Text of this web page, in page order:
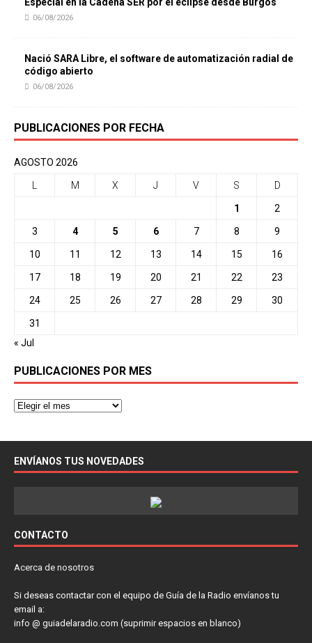
06/08/2026
Nació SARA Libre, el software de automatización radial de
código abierto
06/08/2026
PUBLICACIONES POR FECHA
AGOSTO 2026
M X J V S D
1 2
3 4 5 6 7 8 9
10 11 12 13 14 15 16
17 18 19 20 21 22 23
24 25 26 27 28 29 30
31
« Jul
PUBLICACIONES POR MES
ENVÍANOS TUS NOVEDADES
CONTACTO
Acerca de nosotros
Si deseas contactar con el equipo de Guía de la Radio envíanos tu
email a:
info @ guiadelaradio.com (suprimir espacios en blanco)